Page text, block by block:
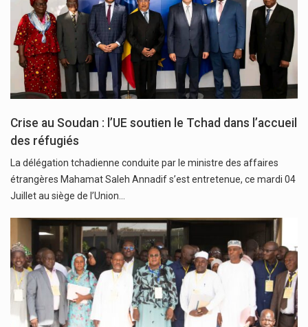
Crise au Soudan : l’UE soutien le Tchad dans l’accueil
des réfugiés
La délégation tchadienne conduite par le ministre des affaires
étrangères Mahamat Saleh Annadif s’est entretenue, ce mardi 04
Juillet au siège de l’Union…